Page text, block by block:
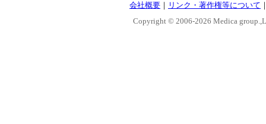
会社概要 ｜ リンク・著作権等について
Copyright © 2006-2026 Medica